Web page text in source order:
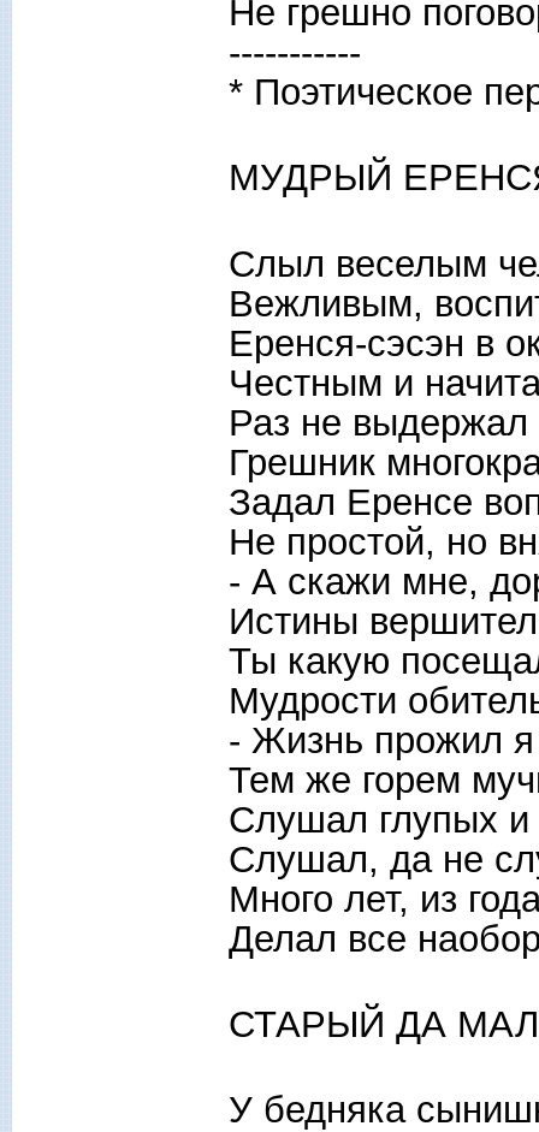
Не грешно
-----------
* Поэтическое
МУДРЫЙ
Слыл веселым
Вежливым,
Еренся-сэсэн в
Честным и
Раз не выдержал
Грешник
Задал Еренсе
Не простой, но
- А скажи мне,
Истины
Ты какую
Мудрости
- Жизнь прожил я
Тем же горем
Слушал глупых и
Слушал, да не
Много лет, из
Делал все
СТАРЫЙ ДА
У бедняка